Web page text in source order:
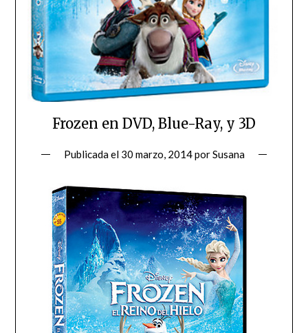
Frozen en DVD, Blue-Ray, y 3D
Publicada el 30 marzo, 2014porSusana